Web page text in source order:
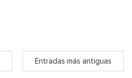
Entradas más antiguas